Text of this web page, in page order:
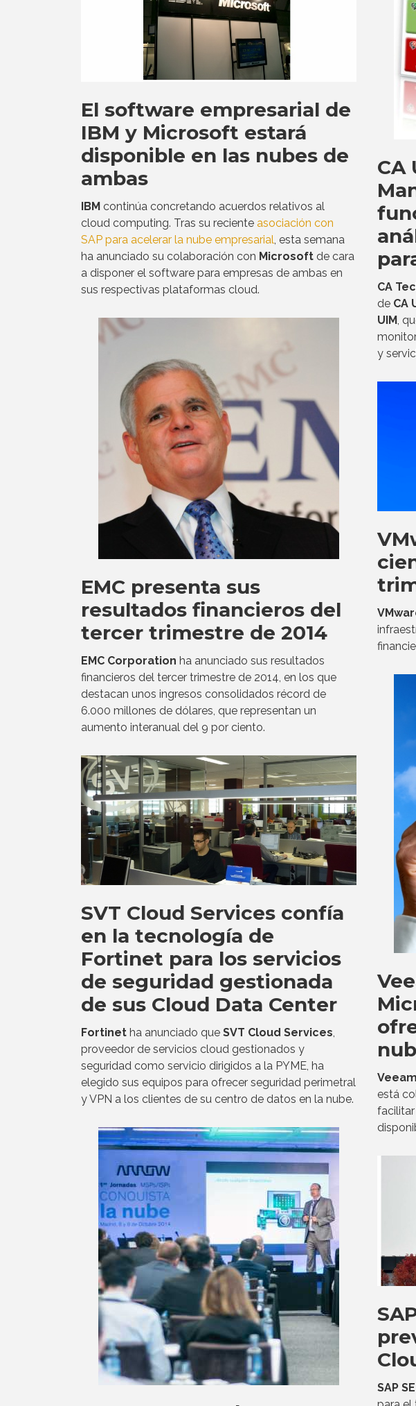
El software empresarial de
IBM y Microsoft estará
disponible en las nubes de
ambas
IBM continúa concretando acuerdos relativos al
cloud computing. Tras su reciente asociación con
SAP para acelerar la nube empresarial , esta semana
ha anunciado su colaboración con Microsoft de cara
a disponer el software para empresas de ambas en
sus respectivas plataformas cloud.
EMC presenta sus
resultados financieros del
tercer trimestre de 2014
EMC Corporation ha anunciado sus resultados
financieros del tercer trimestre de 2014, en los que
destacan unos ingresos consolidados récord de
6.000 millones de dólares, que representan un
aumento interanual del 9 por ciento.
SVT Cloud Services confía
en la tecnología de
Fortinet para los servicios
de seguridad gestionada
de sus Cloud Data Center
Fortinet ha anunciado que SVT Cloud Services,
proveedor de servicios cloud gestionados y
seguridad como servicio dirigidos a la PYME, ha
elegido sus equipos para ofrecer seguridad perimetral
y VPN a los clientes de su centro de datos en la nube.
CA
CA
de CA
UIM,
y
está
SAP SE